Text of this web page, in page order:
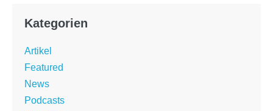
Kategorien
Artikel
Featured
News
Podcasts